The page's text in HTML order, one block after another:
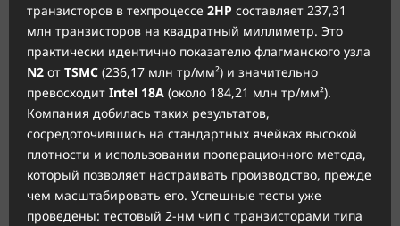
транзисторов в техпроцессе 2HP составляет 237,31
млн транзисторов на квадратный миллиметр. Это
практически идентично показателю флагманского узла
N2 от TSMC (236,17 млн тр/мм²) и значительно
превосходит Intel 18A (около 184,21 млн тр/мм²).
Компания добилась таких результатов,
сосредоточившись на стандартных ячейках высокой
плотности и использовании пооперационного метода,
который позволяет настраивать производство, прежде
чем масштабировать его. Успешные тесты уже
проведены: тестовый 2-нм чип с транзисторами типа